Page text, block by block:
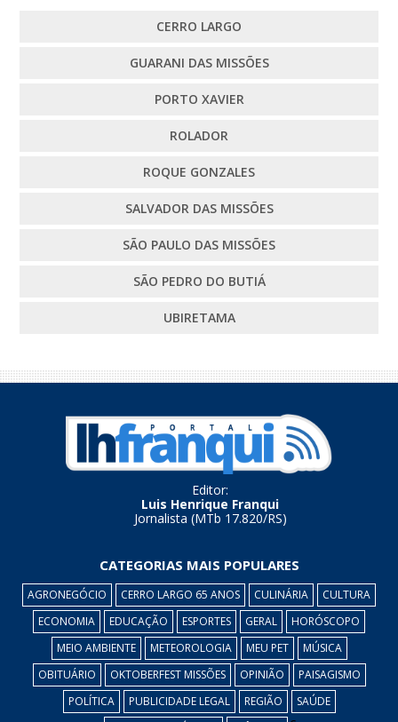
CERRO LARGO
GUARANI DAS MISSÕES
PORTO XAVIER
ROLADOR
ROQUE GONZALES
SALVADOR DAS MISSÕES
SÃO PAULO DAS MISSÕES
SÃO PEDRO DO BUTIÁ
UBIRETAMA
Editor:
Luis Henrique Franqui
Jornalista (MTb 17.820/RS)
CATEGORIAS MAIS POPULARES
AGRONEGÓCIO CERRO LARGO 65 ANOS CULINÁRIA
CULTURA
ECONOMIA
EDUCAÇÃO ESPORTES GERAL
HORÓSCOPO
MEIO AMBIENTE
METEOROLOGIA MEU PET
MÚSICA
OBITUÁRIO
OKTOBERFEST MISSÕES OPINIÃO
PAISAGISMO
POLÍTICA
PUBLICIDADE LEGAL REGIÃO
SAÚDE